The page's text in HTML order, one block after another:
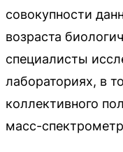
совокупности
возраста
специалисты
лабораториях, в
коллективного
масс-